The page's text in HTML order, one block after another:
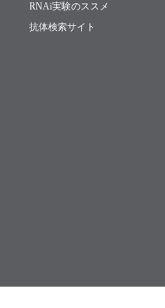
RNAi実験のススメ
抗体検索サイト